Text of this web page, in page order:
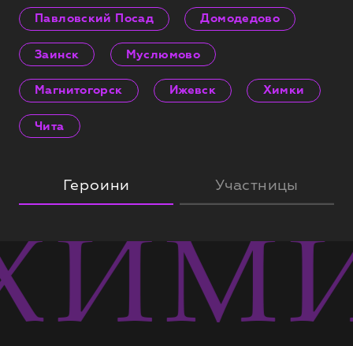
Павловский Посад Домодедово
Заинск Муслюмово
Магнитогорск Ижевск Химки
Чита
Героини Участницы